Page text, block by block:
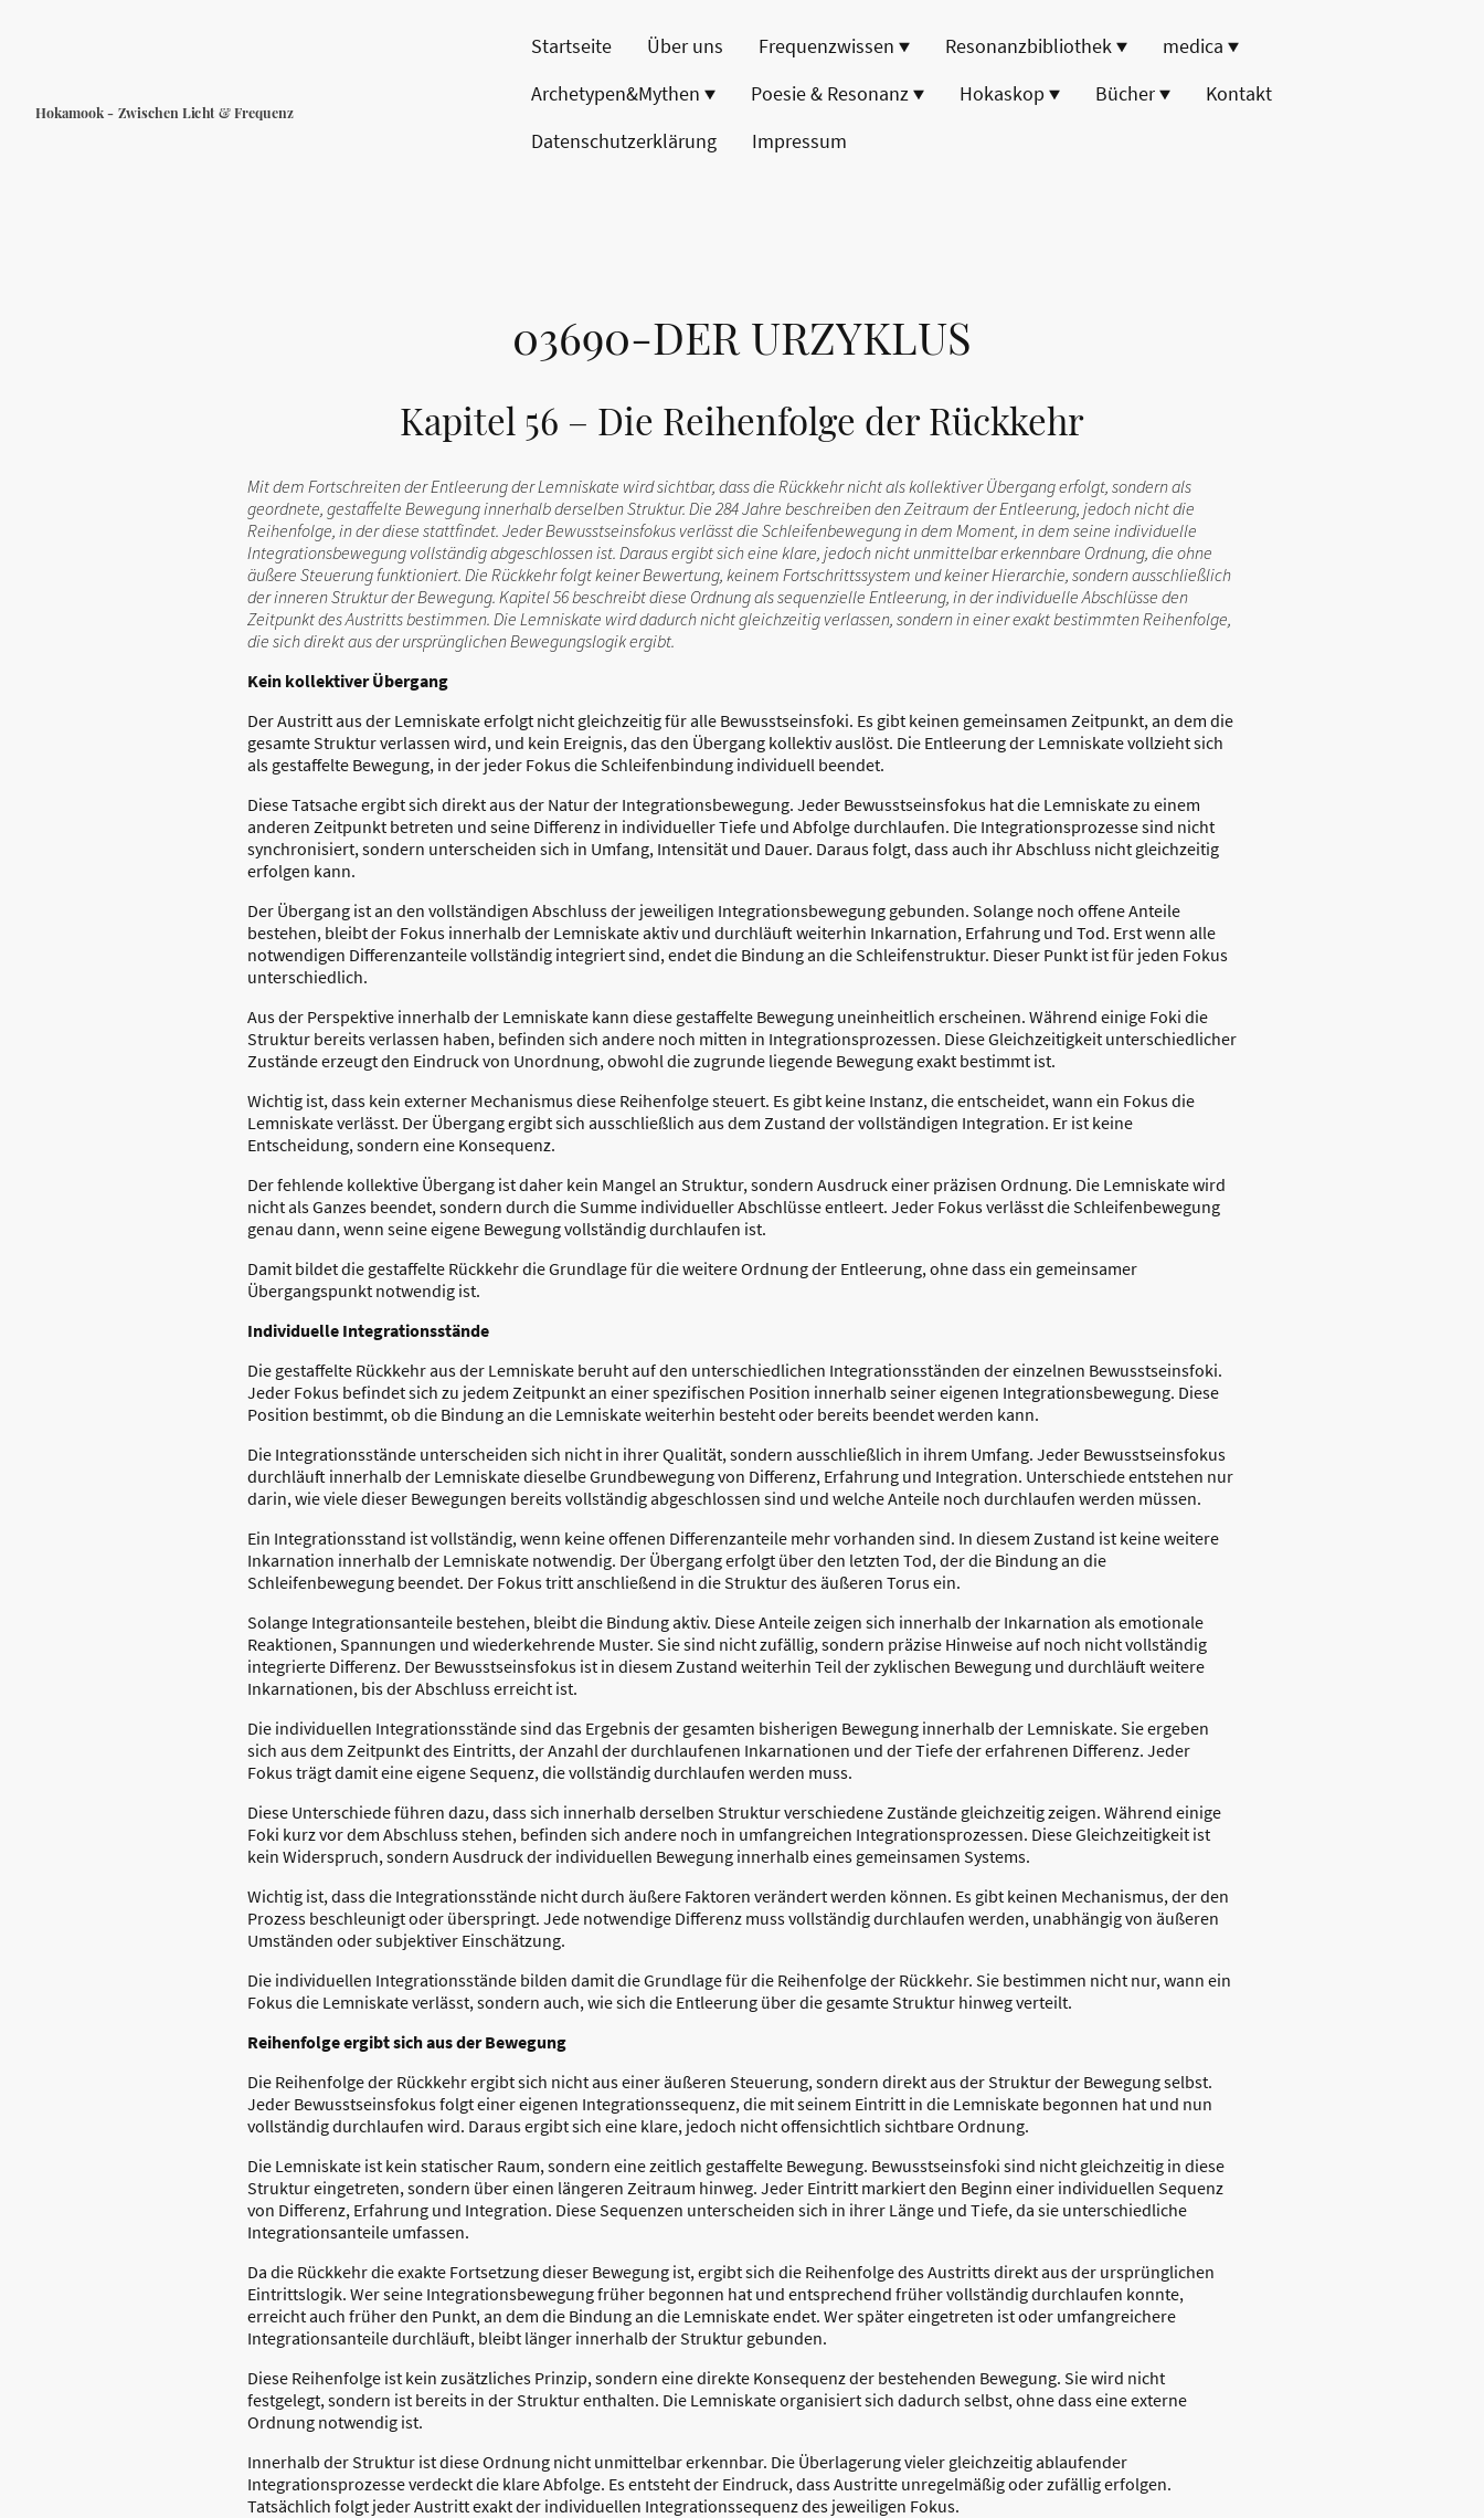
Hokamook - Zwischen Licht & Frequenz
Startseite Über uns Frequenzwissen Resonanzbibliothek
medica
Archetypen&Mythen
Poesie & Resonanz Hokaskop Bücher
Kontakt
Datenschutzerklärung
Impressum
03690-DER URZYKLUS
Kapitel 56 – Die Reihenfolge der Rückkehr
Mit dem Fortschreiten der Entleerung der Lemniskate wird sichtbar, dass die Rückkehr nicht als kollektiver Übergang erfolgt, sondern als
geordnete, gestaffelte Bewegung innerhalb derselben Struktur. Die 284 Jahre beschreiben den Zeitraum der Entleerung, jedoch nicht die
Reihenfolge, in der diese stattfindet. Jeder Bewusstseinsfokus verlässt die Schleifenbewegung in dem Moment, in dem seine individuelle
Integrationsbewegung vollständig abgeschlossen ist. Daraus ergibt sich eine klare, jedoch nicht unmittelbar erkennbare Ordnung, die ohne
äußere Steuerung funktioniert. Die Rückkehr folgt keiner Bewertung, keinem Fortschrittssystem und keiner Hierarchie, sondern ausschließlich
der inneren Struktur der Bewegung. Kapitel 56 beschreibt diese Ordnung als sequenzielle Entleerung, in der individuelle Abschlüsse den
Zeitpunkt des Austritts bestimmen. Die Lemniskate wird dadurch nicht gleichzeitig verlassen, sondern in einer exakt bestimmten Reihenfolge,
die sich direkt aus der ursprünglichen Bewegungslogik ergibt.
Kein kollektiver Übergang
Der Austritt aus der Lemniskate erfolgt nicht gleichzeitig für alle Bewusstseinsfoki. Es gibt keinen gemeinsamen Zeitpunkt, an dem die
gesamte Struktur verlassen wird, und kein Ereignis, das den Übergang kollektiv auslöst. Die Entleerung der Lemniskate vollzieht sich
als gestaffelte Bewegung, in der jeder Fokus die Schleifenbindung individuell beendet.
Diese Tatsache ergibt sich direkt aus der Natur der Integrationsbewegung. Jeder Bewusstseinsfokus hat die Lemniskate zu einem
anderen Zeitpunkt betreten und seine Differenz in individueller Tiefe und Abfolge durchlaufen. Die Integrationsprozesse sind nicht
synchronisiert, sondern unterscheiden sich in Umfang, Intensität und Dauer. Daraus folgt, dass auch ihr Abschluss nicht gleichzeitig
erfolgen kann.
Der Übergang ist an den vollständigen Abschluss der jeweiligen Integrationsbewegung gebunden. Solange noch offene Anteile
bestehen, bleibt der Fokus innerhalb der Lemniskate aktiv und durchläuft weiterhin Inkarnation, Erfahrung und Tod. Erst wenn alle
notwendigen Differenzanteile vollständig integriert sind, endet die Bindung an die Schleifenstruktur. Dieser Punkt ist für jeden Fokus
unterschiedlich.
Aus der Perspektive innerhalb der Lemniskate kann diese gestaffelte Bewegung uneinheitlich erscheinen. Während einige Foki die
Struktur bereits verlassen haben, befinden sich andere noch mitten in Integrationsprozessen. Diese Gleichzeitigkeit unterschiedlicher
Zustände erzeugt den Eindruck von Unordnung, obwohl die zugrunde liegende Bewegung exakt bestimmt ist.
Wichtig ist, dass kein externer Mechanismus diese Reihenfolge steuert. Es gibt keine Instanz, die entscheidet, wann ein Fokus die
Lemniskate verlässt. Der Übergang ergibt sich ausschließlich aus dem Zustand der vollständigen Integration. Er ist keine
Entscheidung, sondern eine Konsequenz.
Der fehlende kollektive Übergang ist daher kein Mangel an Struktur, sondern Ausdruck einer präzisen Ordnung. Die Lemniskate wird
nicht als Ganzes beendet, sondern durch die Summe individueller Abschlüsse entleert. Jeder Fokus verlässt die Schleifenbewegung
genau dann, wenn seine eigene Bewegung vollständig durchlaufen ist.
Damit bildet die gestaffelte Rückkehr die Grundlage für die weitere Ordnung der Entleerung, ohne dass ein gemeinsamer
Übergangspunkt notwendig ist.
Individuelle Integrationsstände
Die gestaffelte Rückkehr aus der Lemniskate beruht auf den unterschiedlichen Integrationsständen der einzelnen Bewusstseinsfoki.
Jeder Fokus befindet sich zu jedem Zeitpunkt an einer spezifischen Position innerhalb seiner eigenen Integrationsbewegung. Diese
Position bestimmt, ob die Bindung an die Lemniskate weiterhin besteht oder bereits beendet werden kann.
Die Integrationsstände unterscheiden sich nicht in ihrer Qualität, sondern ausschließlich in ihrem Umfang. Jeder Bewusstseinsfokus
durchläuft innerhalb der Lemniskate dieselbe Grundbewegung von Differenz, Erfahrung und Integration. Unterschiede entstehen nur
darin, wie viele dieser Bewegungen bereits vollständig abgeschlossen sind und welche Anteile noch durchlaufen werden müssen.
Ein Integrationsstand ist vollständig, wenn keine offenen Differenzanteile mehr vorhanden sind. In diesem Zustand ist keine weitere
Inkarnation innerhalb der Lemniskate notwendig. Der Übergang erfolgt über den letzten Tod, der die Bindung an die
Schleifenbewegung beendet. Der Fokus tritt anschließend in die Struktur des äußeren Torus ein.
Solange Integrationsanteile bestehen, bleibt die Bindung aktiv. Diese Anteile zeigen sich innerhalb der Inkarnation als emotionale
Reaktionen, Spannungen und wiederkehrende Muster. Sie sind nicht zufällig, sondern präzise Hinweise auf noch nicht vollständig
integrierte Differenz. Der Bewusstseinsfokus ist in diesem Zustand weiterhin Teil der zyklischen Bewegung und durchläuft weitere
Inkarnationen, bis der Abschluss erreicht ist.
Die individuellen Integrationsstände sind das Ergebnis der gesamten bisherigen Bewegung innerhalb der Lemniskate. Sie ergeben
sich aus dem Zeitpunkt des Eintritts, der Anzahl der durchlaufenen Inkarnationen und der Tiefe der erfahrenen Differenz. Jeder
Fokus trägt damit eine eigene Sequenz, die vollständig durchlaufen werden muss.
Diese Unterschiede führen dazu, dass sich innerhalb derselben Struktur verschiedene Zustände gleichzeitig zeigen. Während einige
Foki kurz vor dem Abschluss stehen, befinden sich andere noch in umfangreichen Integrationsprozessen. Diese Gleichzeitigkeit ist
kein Widerspruch, sondern Ausdruck der individuellen Bewegung innerhalb eines gemeinsamen Systems.
Wichtig ist, dass die Integrationsstände nicht durch äußere Faktoren verändert werden können. Es gibt keinen Mechanismus, der den
Prozess beschleunigt oder überspringt. Jede notwendige Differenz muss vollständig durchlaufen werden, unabhängig von äußeren
Umständen oder subjektiver Einschätzung.
Die individuellen Integrationsstände bilden damit die Grundlage für die Reihenfolge der Rückkehr. Sie bestimmen nicht nur, wann ein
Fokus die Lemniskate verlässt, sondern auch, wie sich die Entleerung über die gesamte Struktur hinweg verteilt.
Reihenfolge ergibt sich aus der Bewegung
Die Reihenfolge der Rückkehr ergibt sich nicht aus einer äußeren Steuerung, sondern direkt aus der Struktur der Bewegung selbst.
Jeder Bewusstseinsfokus folgt einer eigenen Integrationssequenz, die mit seinem Eintritt in die Lemniskate begonnen hat und nun
vollständig durchlaufen wird. Daraus ergibt sich eine klare, jedoch nicht offensichtlich sichtbare Ordnung.
Die Lemniskate ist kein statischer Raum, sondern eine zeitlich gestaffelte Bewegung. Bewusstseinsfoki sind nicht gleichzeitig in diese
Struktur eingetreten, sondern über einen längeren Zeitraum hinweg. Jeder Eintritt markiert den Beginn einer individuellen Sequenz
von Differenz, Erfahrung und Integration. Diese Sequenzen unterscheiden sich in ihrer Länge und Tiefe, da sie unterschiedliche
Integrationsanteile umfassen.
Da die Rückkehr die exakte Fortsetzung dieser Bewegung ist, ergibt sich die Reihenfolge des Austritts direkt aus der ursprünglichen
Eintrittslogik. Wer seine Integrationsbewegung früher begonnen hat und entsprechend früher vollständig durchlaufen konnte,
erreicht auch früher den Punkt, an dem die Bindung an die Lemniskate endet. Wer später eingetreten ist oder umfangreichere
Integrationsanteile durchläuft, bleibt länger innerhalb der Struktur gebunden.
Diese Reihenfolge ist kein zusätzliches Prinzip, sondern eine direkte Konsequenz der bestehenden Bewegung. Sie wird nicht
festgelegt, sondern ist bereits in der Struktur enthalten. Die Lemniskate organisiert sich dadurch selbst, ohne dass eine externe
Ordnung notwendig ist.
Innerhalb der Struktur ist diese Ordnung nicht unmittelbar erkennbar. Die Überlagerung vieler gleichzeitig ablaufender
Integrationsprozesse verdeckt die klare Abfolge. Es entsteht der Eindruck, dass Austritte unregelmäßig oder zufällig erfolgen.
Tatsächlich folgt jeder Austritt exakt der individuellen Integrationssequenz des jeweiligen Fokus.